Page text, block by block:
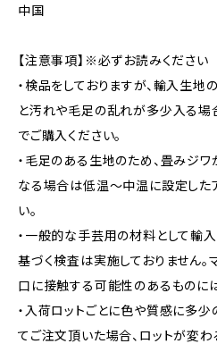
中国
【注意事項】※必ずお読みください
・検品をしておりますが、輸入生地
と汚れや毛足の乱れが多少入る場
でご購入ください。
・毛足のある生地のため、畳みジワ
なる場合は低温〜中温に設定した
い。
・一般的な手芸用の材料として輸
基づく検査は実施しておりません。
口に接触する可能性のあるものに
・入荷ロットごとに色や質感に多
てご注文頂いた場合、ロットが変